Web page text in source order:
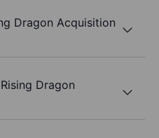
Dragon Acquisition
Dragon